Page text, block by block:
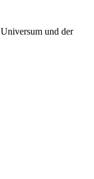
und der